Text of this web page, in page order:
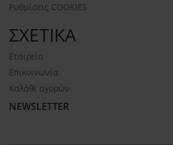
Ρυθμίσεις COOKIES
ΣΧΕΤΙΚΑ
Εταιρεία
Επικοινωνία
Καλάθι αγορών
NEWSLETTER